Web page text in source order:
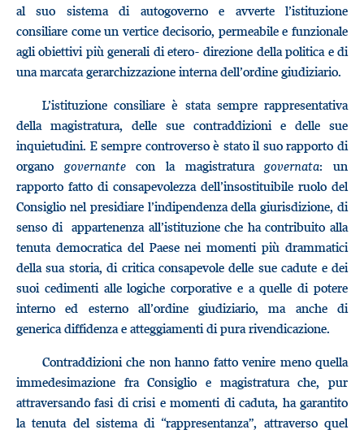
al suo sistema di autogoverno e avverte l’istituzione
consiliare come un vertice decisorio, permeabile e funzionale
agli obiettivi più generali di etero- direzione della politica e di
una marcata gerarchizzazione interna dell’ordine giudiziario.
L’istituzione consiliare è stata sempre rappresentativa
della magistratura, delle sue contraddizioni e delle sue
inquietudini. E sempre controverso è stato il suo rapporto di
organo governantecon la magistraturagovernata: un
rapporto fatto di consapevolezza dell’insostituibile ruolo del
Consiglio nel presidiare l’indipendenza della giurisdizione, di
senso di appartenenza all’istituzione che ha contribuito alla
tenuta democratica del Paese nei momenti più drammatici
della sua storia, di critica consapevole delle sue cadute e dei
suoi cedimenti alle logiche corporative e a quelle di potere
interno ed esterno all’ordine giudiziario, ma anche di
generica diffidenza e atteggiamenti di pura rivendicazione.
Contraddizioni che non hanno fatto venire meno quella
immedesimazione fra Consiglio e magistratura che, pur
attraversando fasi di crisi e momenti di caduta, ha garantito
la tenuta del sistema di “rappresentanza”, attraverso quel